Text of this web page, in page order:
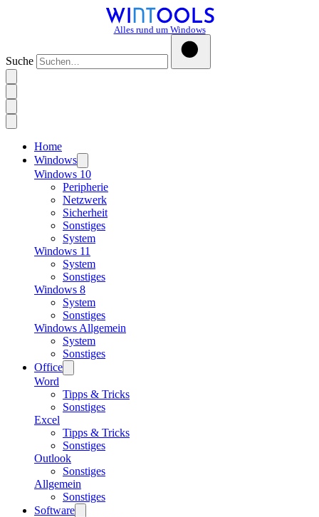
Alles rund um Windows
Suche
Home
Windows
Windows 10
Peripherie
Netzwerk
Sicherheit
Sonstiges
System
Windows 11
System
Sonstiges
Windows 8
System
Sonstiges
Windows Allgemein
System
Sonstiges
Office
Word
Tipps & Tricks
Sonstiges
Excel
Tipps & Tricks
Sonstiges
Outlook
Sonstiges
Allgemein
Sonstiges
Software